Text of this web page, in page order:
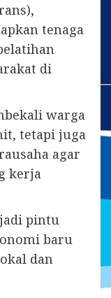
tenaga
di
warga
tetapi juga
agar
kerja
pintu
baru
dan